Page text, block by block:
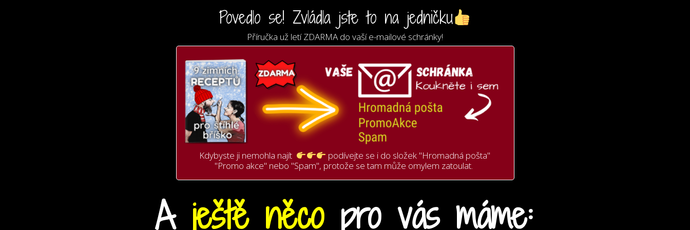
Povedlo se! Zvládla jste to na jedničku
Příručka už letí ZDARMA do vaší e-mailové schránky!
Kdybyste ji nemohla najít
podívejte se i do složek "Hromadná pošta"
"Promo akce" nebo "Spam", protože se tam může omylem zatoulat.
A ještě něcopro vás máme: